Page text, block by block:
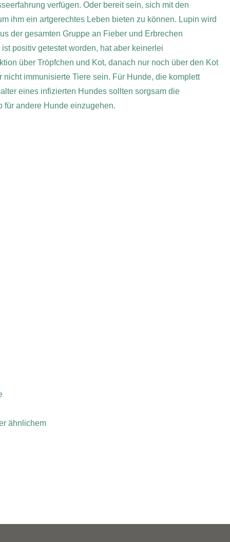
verfügen. Oder bereit sein, sich mit den
ihm ein artgerechtes Leben bieten zu können. Lupin wird
der gesamten Gruppe an Fieber und Erbrechen
positiv getestet worden, hat aber keinerlei
über Tröpfchen und Kot, danach nur noch über den Kot
immunisierte Tiere sein. Für Hunde, die komplett
eines infizierten Hundes sollten sorgsam die
für andere Hunde einzugehen.
ähnlichem